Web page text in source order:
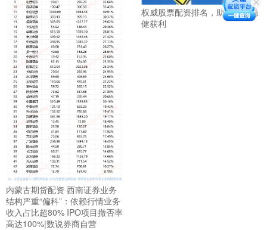
内蒙古期货配资 西南证券业务
结构严重“偏科”：依赖行情业务
收入占比超80% IPO项目撤否率
高达100%|数说券商自营
权威股票配资排名，助您投资稳
健获利